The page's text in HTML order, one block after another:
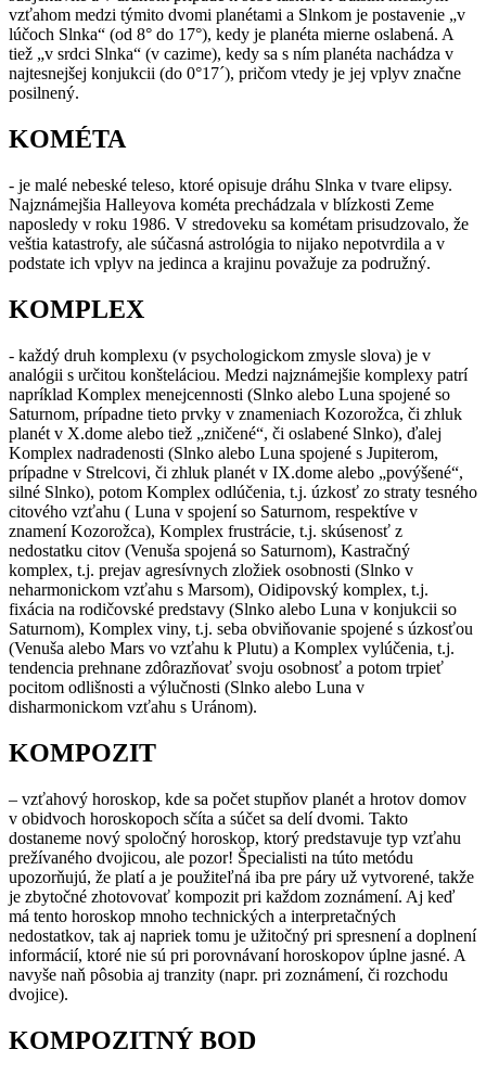
vzťahom medzi týmito dvomi planétami a Slnkom je postavenie „v
lúčoch Slnka“ (od 8° do 17°), kedy je planéta mierne oslabená. A
tiež „v srdci Slnka“ (v cazime), kedy sa s ním planéta nachádza v
najtesnejšej konjukcii (do 0°17´), pričom vtedy je jej vplyv značne
posilnený.
KOMÉTA
- je malé nebeské teleso, ktoré opisuje dráhu Slnka v tvare elipsy.
Najznámejšia Halleyova kométa prechádzala v blízkosti Zeme
naposledy v roku 1986. V stredoveku sa kométam prisudzovalo, že
veštia katastrofy, ale súčasná astrológia to nijako nepotvrdila a v
podstate ich vplyv na jedinca a krajinu považuje za podružný.
KOMPLEX
- každý druh komplexu (v psychologickom zmysle slova) je v
analógii s určitou konšteláciou. Medzi najznámejšie komplexy patrí
napríklad Komplex menejcennosti (Slnko alebo Luna spojené so
Saturnom, prípadne tieto prvky v znameniach Kozorožca, či zhluk
planét v X.dome alebo tiež „zničené“, či oslabené Slnko), ďalej
Komplex nadradenosti (Slnko alebo Luna spojené s Jupiterom,
prípadne v Strelcovi, či zhluk planét v IX.dome alebo „povýšené“,
silné Slnko), potom Komplex odlúčenia, t.j. úzkosť zo straty tesného
citového vzťahu ( Luna v spojení so Saturnom, respektíve v
znamení Kozorožca), Komplex frustrácie, t.j. skúsenosť z
nedostatku citov (Venuša spojená so Saturnom), Kastračný
komplex, t.j. prejav agresívnych zložiek osobnosti (Slnko v
neharmonickom vzťahu s Marsom), Oidipovský komplex, t.j.
fixácia na rodičovské predstavy (Slnko alebo Luna v konjukcii so
Saturnom), Komplex viny, t.j. seba obviňovanie spojené s úzkosťou
(Venuša alebo Mars vo vzťahu k Plutu) a Komplex vylúčenia, t.j.
tendencia prehnane zdôrazňovať svoju osobnosť a potom trpieť
pocitom odlišnosti a výlučnosti (Slnko alebo Luna v
disharmonickom vzťahu s Uránom).
KOMPOZIT
– vzťahový horoskop, kde sa počet stupňov planét a hrotov domov
v obidvoch horoskopoch sčíta a súčet sa delí dvomi. Takto
dostaneme nový spoločný horoskop, ktorý predstavuje typ vzťahu
prežívaného dvojicou, ale pozor! Špecialisti na túto metódu
upozorňujú, že platí a je použiteľná iba pre páry už vytvorené, takže
je zbytočné zhotovovať kompozit pri každom zoznámení. Aj keď
má tento horoskop mnoho technických a interpretačných
nedostatkov, tak aj napriek tomu je užitočný pri spresnení a doplnení
informácií, ktoré nie sú pri porovnávaní horoskopov úplne jasné. A
navyše naň pôsobia aj tranzity (napr. pri zoznámení, či rozchodu
dvojice).
KOMPOZITNÝ BOD